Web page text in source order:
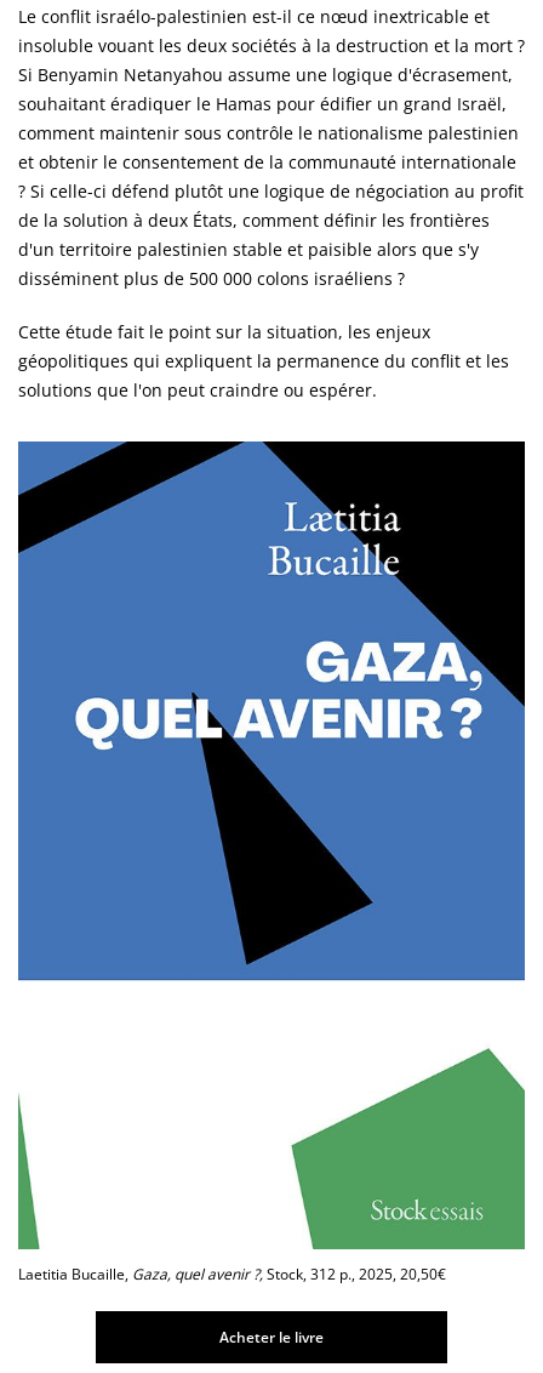
Le conflit israélo-palestinien est-il ce nœud inextricable et
insoluble vouant les deux sociétés à la destruction et la mort ?
Si Benyamin Netanyahou assume une logique d'écrasement,
souhaitant éradiquer le Hamas pour édifier un grand Israël,
comment maintenir sous contrôle le nationalisme palestinien
et obtenir le consentement de la communauté internationale
? Si celle-ci défend plutôt une logique de négociation au profit
de la solution à deux États, comment définir les frontières
d'un territoire palestinien stable et paisible alors que s'y
disséminent plus de 500 000 colons israéliens ?
Cette étude fait le point sur la situation, les enjeux
géopolitiques qui expliquent la permanence du conflit et les
solutions que l'on peut craindre ou espérer.
Laetitia Bucaille, Gaza, quel avenir ?,Stock, 312 p., 2025, 20,50€
Acheter le livre